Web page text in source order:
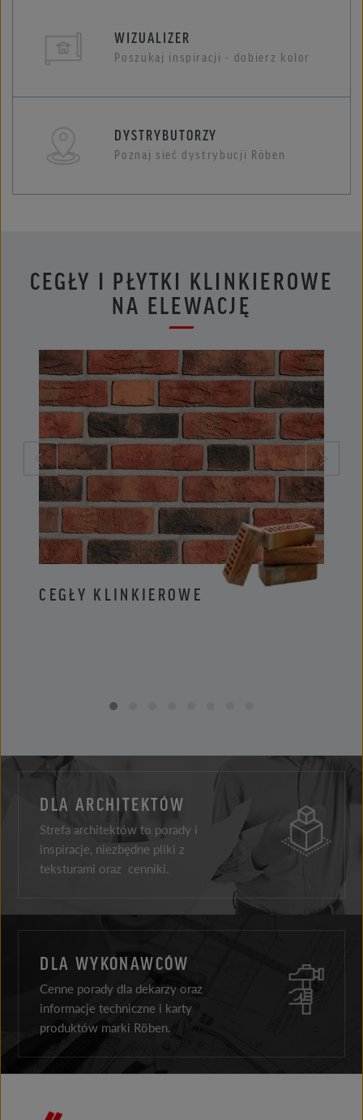
WIZUALIZER
Poszukaj inspiracji - dobierz kolor
DYSTRYBUTORZY
Poznaj sieć dystrybucji Röben
CEGŁY I PŁYTKI KLINKIEROWE
NA ELEWACJĘ
CEGŁY KLINKIEROWE
DLA ARCHITEKTÓW
Strefa architektów to porady i
inspiracje, niezbędne pliki z
teksturami oraz cenniki.
DLA WYKONAWCÓW
Cenne porady dla dekarzy oraz
informacje techniczne i karty
produktów marki Röben.